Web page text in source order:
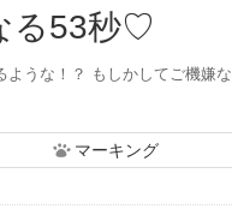
る53秒♡
うな！？ もしかしてご機嫌な
マーキング